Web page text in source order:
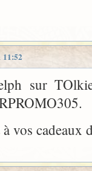
11:52
sur
à vos cadeaux